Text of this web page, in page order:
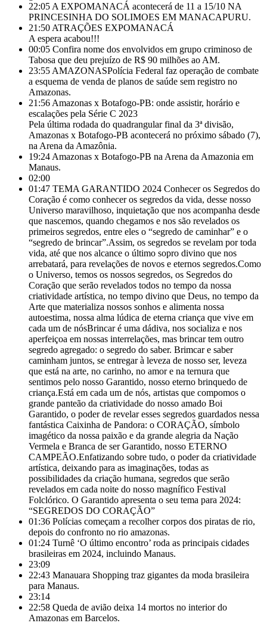
22:05 A EXPOMANACÁ acontecerá de 11 a 15/10 NA
PRINCESINHA DO SOLIMOES EM MANACAPURU.
21:50 ATRAÇÕES EXPOMANACÁ
A espera acabou!!!
00:05 Confira nome dos envolvidos em grupo criminoso de
Tabosa que deu prejuízo de R$ 90 milhões ao AM.
23:55 AMAZONASPolícia Federal faz operação de combate
a esquema de venda de planos de saúde sem registro no
Amazonas.
21:56 Amazonas x Botafogo-PB: onde assistir, horário e
escalações pela Série C 2023
Pela última rodada do quadrangular final da 3ª divisão,
Amazonas x Botafogo-PB acontecerá no próximo sábado (7),
na Arena da Amazônia.
19:24 Amazonas x Botafogo-PB na Arena da Amazonia em
Manaus.
02:00
01:47 TEMA GARANTIDO 2024 Conhecer os Segredos do
Coração é como conhecer os segredos da vida, desse nosso
Universo maravilhoso, inquietação que nos acompanha desde
que nascemos, quando chegamos e nos são revelados os
primeiros segredos, entre eles o “segredo de caminhar” e o
“segredo de brincar”.Assim, os segredos se revelam por toda
vida, até que nos alcance o último sopro divino que nos
arrebatará, para revelações de novos e eternos segredos.Como
o Universo, temos os nossos segredos, os Segredos do
Coração que serão revelados todos no tempo da nossa
criatividade artística, no tempo divino que Deus, no tempo da
Arte que materializa nossos sonhos e alimenta nossa
autoestima, nossa alma lúdica de eterna criança que vive em
cada um de nósBrincar é uma dádiva, nos socializa e nos
aperfeiçoa em nossas interrelações, mas brincar tem outro
segredo agregado: o segredo do saber. Brimcar e saber
caminham juntos, se entregar à leveza de nosso ser, leveza
que está na arte, no carinho, no amor e na ternura que
sentimos pelo nosso Garantido, nosso eterno brinquedo de
criança.Está em cada um de nós, artistas que compomos o
grande panteão da criatividade do nosso amado Boi
Garantido, o poder de revelar esses segredos guardados nessa
fantástica Caixinha de Pandora: o CORAÇÃO, símbolo
imagético da nossa paixão e da grande alegria da Nação
Vermela e Branca de ser Garantido, nosso ETERNO
CAMPEÃO.Enfatizando sobre tudo, o poder da criatividade
artística, deixando para as imaginações, todas as
possibilidades da criação humana, segredos que serão
revelados em cada noite do nosso magnífico Festival
Folclórico. O Garantido apresenta o seu tema para 2024:
“SEGREDOS DO CORAÇÃO”
01:36 Polícias começam a recolher corpos dos piratas de rio,
depois do confronto no rio amazonas.
01:24 Turnê ‘O último encontro’ roda as principais cidades
brasileiras em 2024, incluindo Manaus.
23:09
22:43 Manauara Shopping traz gigantes da moda brasileira
para Manaus.
23:14
22:58 Queda de avião deixa 14 mortos no interior do
Amazonas em Barcelos.